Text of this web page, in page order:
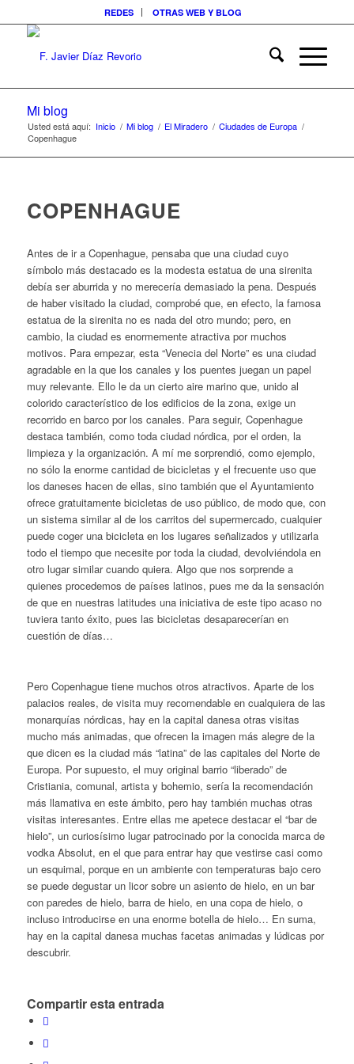
REDES OTRAS WEB Y BLOG
Mi blog
Usted está aquí: Inicio / Mi blog / El Miradero / Ciudades de Europa /
Copenhague
COPENHAGUE
Antes de ir a Copenhague, pensaba que una ciudad cuyo
símbolo más destacado es la modesta estatua de una sirenita
debía ser aburrida y no merecería demasiado la pena. Después
de haber visitado la ciudad, comprobé que, en efecto, la famosa
estatua de la sirenita no es nada del otro mundo; pero, en
cambio, la ciudad es enormemente atractiva por muchos
motivos. Para empezar, esta “Venecia del Norte” es una ciudad
agradable en la que los canales y los puentes juegan un papel
muy relevante. Ello le da un cierto aire marino que, unido al
colorido característico de los edificios de la zona, exige un
recorrido en barco por los canales. Para seguir, Copenhague
destaca también, como toda ciudad nórdica, por el orden, la
limpieza y la organización. A mí me sorprendió, como ejemplo,
no sólo la enorme cantidad de bicicletas y el frecuente uso que
los daneses hacen de ellas, sino también que el Ayuntamiento
ofrece gratuitamente bicicletas de uso público, de modo que, con
un sistema similar al de los carritos del supermercado, cualquier
puede coger una bicicleta en los lugares señalizados y utilizarla
todo el tiempo que necesite por toda la ciudad, devolviéndola en
otro lugar similar cuando quiera. Algo que nos sorprende a
quienes procedemos de países latinos, pues me da la sensación
de que en nuestras latitudes una iniciativa de este tipo acaso no
tuviera tanto éxito, pues las bicicletas desaparecerían en
cuestión de días…
Pero Copenhague tiene muchos otros atractivos. Aparte de los
palacios reales, de visita muy recomendable en cualquiera de las
monarquías nórdicas, hay en la capital danesa otras visitas
mucho más animadas, que ofrecen la imagen más alegre de la
que dicen es la ciudad más “latina” de las capitales del Norte de
Europa. Por supuesto, el muy original barrio “liberado” de
Cristiania, comunal, artista y bohemio, sería la recomendación
más llamativa en este ámbito, pero hay también muchas otras
visitas interesantes. Entre ellas me apetece destacar el “bar de
hielo”, un curiosísimo lugar patrocinado por la conocida marca de
vodka Absolut, en el que para entrar hay que vestirse casi como
un esquimal, porque en un ambiente con temperaturas bajo cero
se puede degustar un licor sobre un asiento de hielo, en un bar
con paredes de hielo, barra de hielo, en una copa de hielo, o
incluso introducirse en una enorme botella de hielo… En suma,
hay en la capital danesa muchas facetas animadas y lúdicas por
descubrir.
Compartir esta entrada